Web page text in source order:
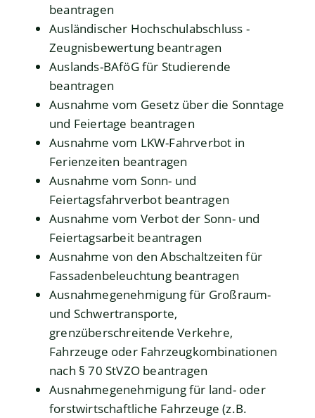
beantragen
Ausländischer Hochschulabschluss -
Zeugnisbewertung beantragen
Auslands-BAföG für Studierende
beantragen
Ausnahme vom Gesetz über die Sonntage
und Feiertage beantragen
Ausnahme vom LKW-Fahrverbot in
Ferienzeiten beantragen
Ausnahme vom Sonn- und
Feiertagsfahrverbot beantragen
Ausnahme vom Verbot der Sonn- und
Feiertagsarbeit beantragen
Ausnahme von den Abschaltzeiten für
Fassadenbeleuchtung beantragen
Ausnahmegenehmigung für Großraum-
und Schwertransporte,
grenzüberschreitende Verkehre,
Fahrzeuge oder Fahrzeugkombinationen
nach § 70 StVZO beantragen
Ausnahmegenehmigung für land- oder
forstwirtschaftliche Fahrzeuge (z.B.